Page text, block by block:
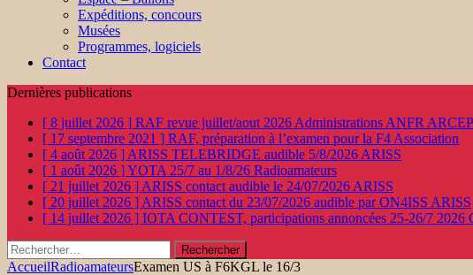
Expéditions, concours
Musées
Programmes, logiciels
Contact
Dernières publications
[ 8 juillet 2026 ] RAF revue juillet/aout 2026 Administrations ANFR
[ 17 septembre 2021 ] RAF, préparation à l’examen pour la F4 Association
[ 4 août 2026 ] ARISS TELEBRIDGE audible 5/8/2026 ARISS
[ 1 août 2026 ]YOTA 25/7 au 1/8/26 Radioamateurs
[ 21 juillet 2026 ] ARISS contact audible le 24/07/2026 ARISS
[ 20 juillet 2026 ] ARISS contact du 23/07/2026 audible par ON4ISS ARISS
[ 14 juillet 2026 ] IOTA CONTEST, participations annoncées 25-26/7 2026
Rechercher :
AccueilRadioamateursExamen US à F6KGL le 16/3